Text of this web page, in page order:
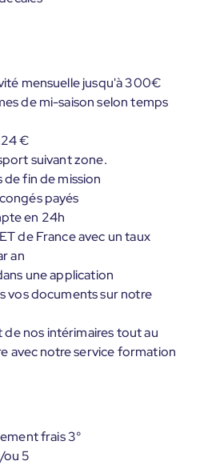
mensuelle jusqu'à 300€
de mi-saison selon temps
€
suivant zone.
de fin de mission
payés
en 24h
de France avec un taux
an
une application
vos documents sur notre
nos intérimaires tout au
avec notre service formation
frais 3°
ou 5